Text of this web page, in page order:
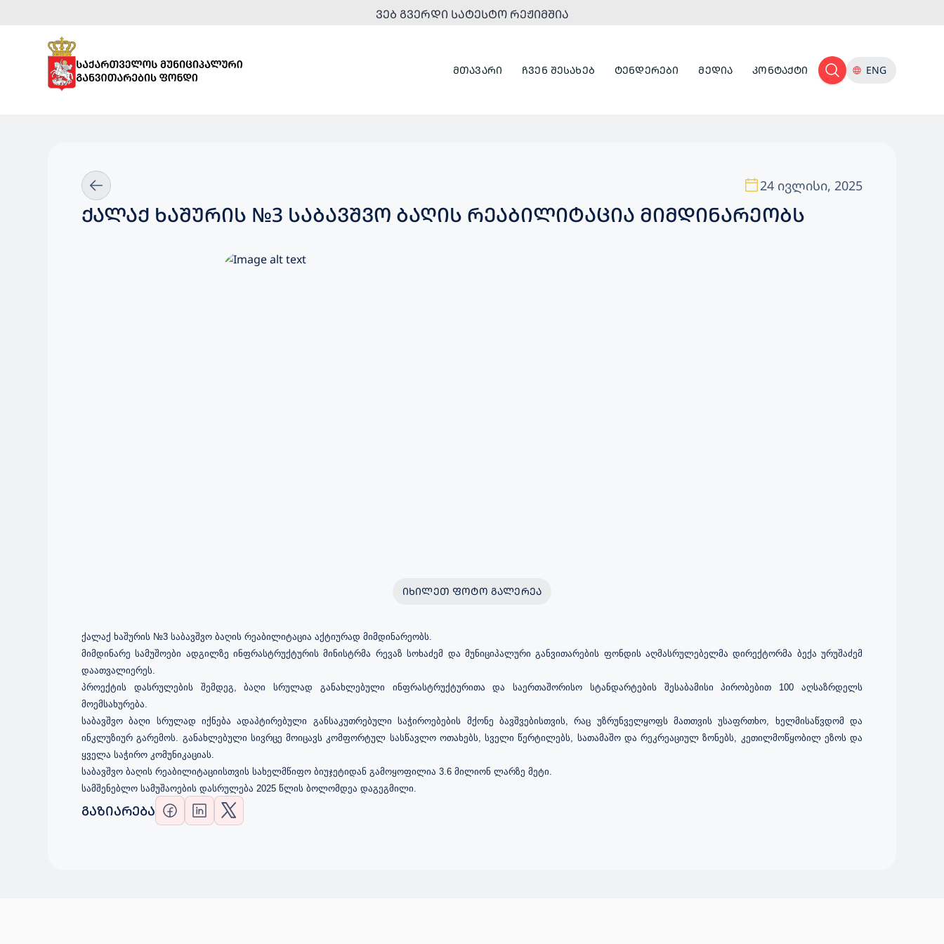
ᲕᲔᲑ ᲒᲕᲔᲠᲓᲘ ᲡᲐᲢᲔᲡᲢᲝ ᲠᲔᲟᲘᲛᲨᲘᲐ
ᲛᲗᲐᲕᲐᲠᲘ ᲩᲕᲔᲜ ᲨᲔᲡᲐᲮᲔᲑ ᲢᲔᲜᲓᲔᲠᲔᲑᲘ ᲛᲔᲓᲘᲐ ᲙᲝᲜᲢᲐᲥᲢᲘ ENG
24 ივლისი, 2025
ᲥᲐᲚᲐᲥ ᲮᲐᲨᲣᲠᲘᲡ №3 ᲡᲐᲑᲐᲕᲨᲕᲝ ᲑᲐᲦᲘᲡ ᲠᲔᲐᲑᲘᲚᲘᲢᲐᲪᲘᲐ ᲛᲘᲛᲓᲘᲜᲐᲠᲔᲝᲑᲡ
ᲘᲮᲘᲚᲔᲗ ᲤᲝᲢᲝ ᲒᲐᲚᲔᲠᲔᲐ
ქალაქ ხაშურის №3 საბავშვო ბაღის რეაბილიტაცია აქტიურად მიმდინარეობს.
მიმდინარე სამუშოები ადგილზე ინფრასტრუქტურის მინისტრმა რევაზ სოხაძემ და მუნიციპალური განვითარების ფონდის აღმასრულებელმა დირექტორმა ბექა ურუშაძემ
დაათვალიერეს.
პროექტის დასრულების შემდეგ, ბაღი სრულად განახლებული ინფრასტრუქტურითა და საერთაშორისო სტანდარტების შესაბამისი პირობებით 100 აღსაზრდელს
მოემსახურება.
საბავშვო ბაღი სრულად იქნება ადაპტირებული განსაკუთრებული საჭიროებების მქონე ბავშვებისთვის, რაც უზრუნველყოფს მათთვის უსაფრთხო, ხელმისაწვდომ და
ინკლუზიურ გარემოს. განახლებული სივრცე მოიცავს კომფორტულ სასწავლო ოთახებს, სველი წერტილებს, სათამაშო და რეკრეაციულ ზონებს, კეთილმოწყობილ ეზოს და
ყველა საჭირო კომუნიკაციას.
საბავშვო ბაღის რეაბილიტაციისთვის სახელმწიფო ბიუჯეტიდან გამოყოფილია 3.6 მილიონ ლარზე მეტი.
სამშენებლო სამუშაოების დასრულება 2025 წლის ბოლომდეა დაგეგმილი.
ᲒᲐᲖᲘᲐᲠᲔᲑᲐ